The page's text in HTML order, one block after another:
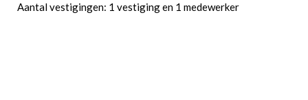
Aantal vestigingen: 1 vestiging en 1 medewerker